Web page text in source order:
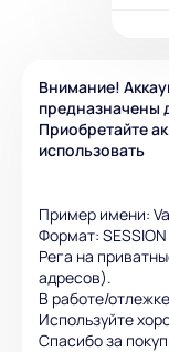
Внимание!
предназначены
Приобретайте
использовать
Пример имени:
Формат: SESSION
Рега на
адресов).
В работе/
Используйте
Спасибо за